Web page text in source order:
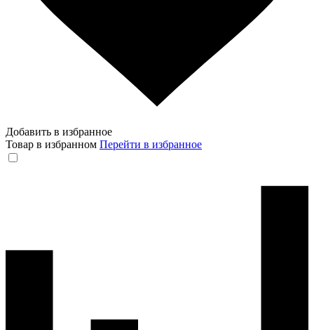
Добавить в избранное
Товар в избранном Перейти в избранное